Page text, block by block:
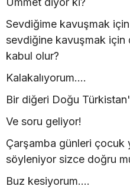
Sevdiğime kavuşmak
sevdiğine kavuşmak için
kabul olur?
Kalakalıyorum....
Bir diğeri Doğu
Ve soru geliyor!
Çarşamba günleri çocuk
söyleniyor sizce doğru
Buz kesiyorum....